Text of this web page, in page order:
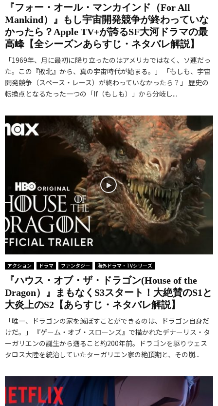
『フォー・オール・マンカインド（For All
Mankind）』もし宇宙開発競争が終わっていな
かったら？Apple TV+が誇るSF大河ドラマの最
高峰【全シーズンあらすじ・ネタバレ解説】
「1969年、月に最初に降り立ったのはアメリカではなく、ソ連だっ
た。この『敗北』から、真の宇宙時代が始まる。」 「もしも、宇宙
開発競争（スペース・レース）が終わっていなかったら？」 歴史の
転換点となるたった一つの「If（もしも）」から分岐し...
アクション ドラマ ファンタジー 海外ドラマ・TVシリーズ
『ハウス・オブ・ザ・ドラゴン(House of the
Dragon）』まもなくS3スタート！大絶賛のS1と
大炎上のS2【あらすじ・ネタバレ解説】
「唯一、ドラゴンの家を滅ぼすことができるのは、ドラゴン自身だ
けだ。」 『ゲーム・オブ・スローンズ』で描かれたデナーリス・タ
ーガリエンの誕生から遡ること約200年前。ドラゴンを駆りウェス
タロス大陸を統治していたターガリエン家の絶頂期と、その崩...